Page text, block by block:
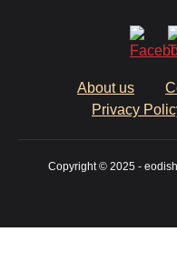
About us
Privacy
Copyright © 2025 -